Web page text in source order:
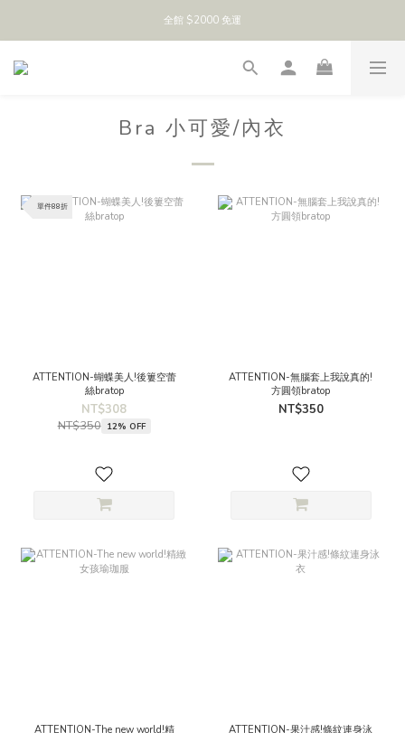
全館 $2000 免運
Bra 小可愛/內衣
單件88折
ATTENTION-蝴蝶美人!後簍空蕾
絲bratop
NT$308
NT$350 12% OFF
ATTENTION-無腦套上我說真的!
方圓領bratop
NT$350
ATTENTION-The new world!精
ATTENTION-果汁感!條紋連身泳